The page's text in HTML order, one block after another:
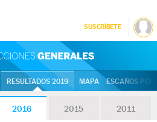
SUSCRÍBETE
RESULTADOS 2019 MAPA ESCAÑOS
2016 2015 2011